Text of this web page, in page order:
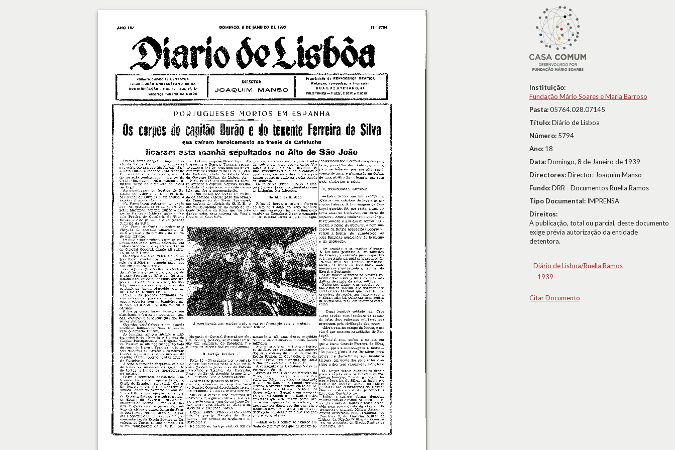
Instituição:
Fundação Mário Soares e Maria Barroso
Pasta:05764.028.07145
Título:Diário de Lisboa
Número: 5794
Ano: 18
Data:Domingo, 8 de Janeiro de 1939
Directores:Director: Joaquim Manso
Fundo:DRR - Documentos Ruella Ramos
Tipo Documental: IMPRENSA
Direitos:
A publicação, total ou parcial, deste documento
exige prévia autorização da entidade
detentora.
Diário de Lisboa/Ruella Ramos
1939
Citar Documento